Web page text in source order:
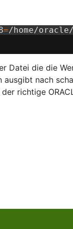
=/home/oracle/
Datei die die
ausgibt nach
richtige